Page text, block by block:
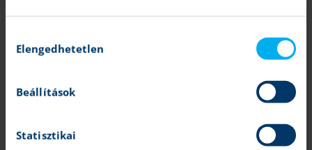
kiválasztása
Elengedhetetlen
Beállítások
Statisztikai
Varga Dániel
Tovább